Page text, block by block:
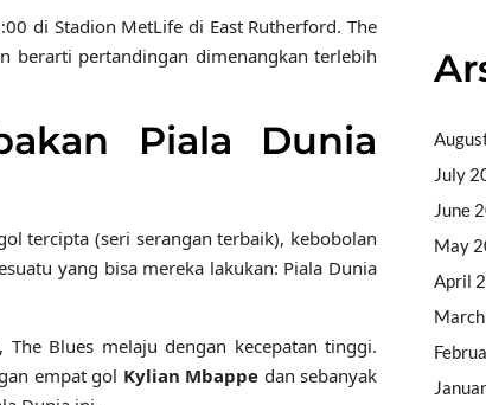
di Stadion MetLife di East Rutherford. The
berarti pertandingan dimenangkan terlebih
Piala Dunia
tercipta (seri serangan terbaik), kebobolan
yang bisa mereka lakukan: Piala Dunia
Blues melaju dengan kecepatan tinggi.
empat gol Kylian Mbappe dan sebanyak
July
June
May
April